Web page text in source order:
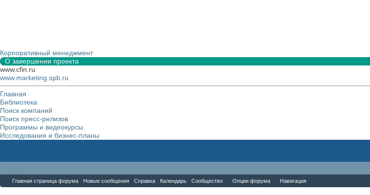
Корпоративный менеджмент
О завершении проекта
www.cfin.ru
www.marketing.spb.ru
Главная
Библиотека
Поиск компаний
Поиск пресс-релизов
Программы и видеокурсы
Исследования и бизнес-планы
Главная страница форума Новые сообщения Справка Календарь Сообщество Опции форума Навигация